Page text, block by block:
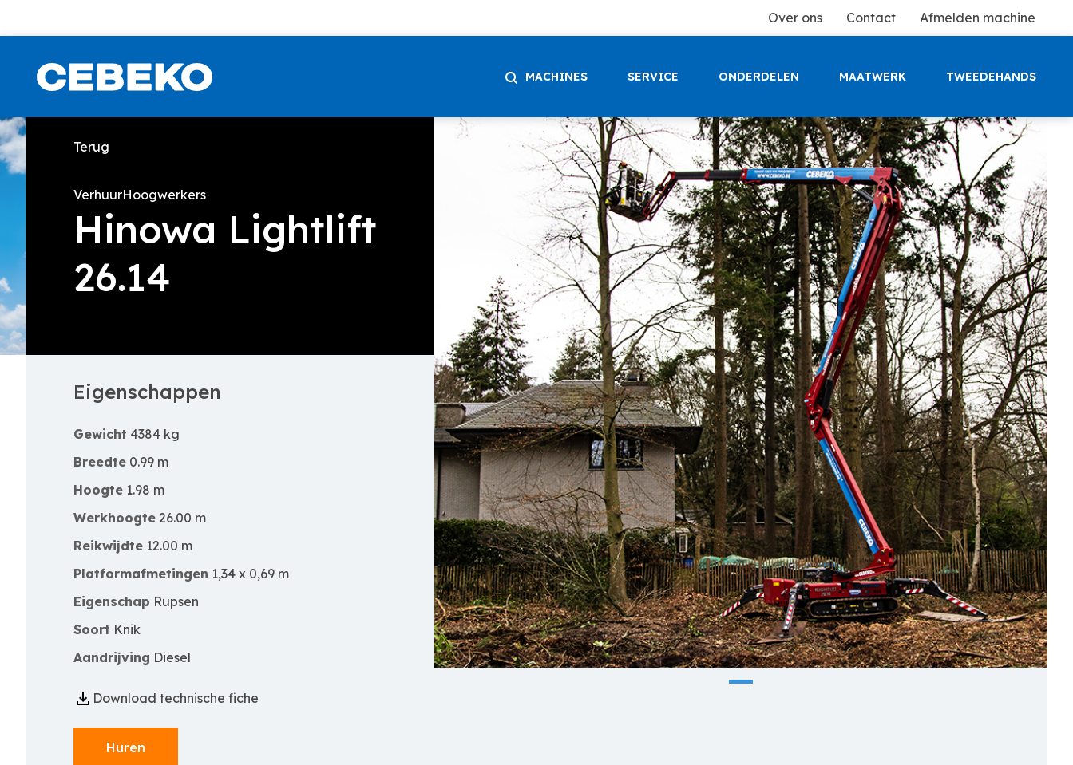
Over ons Contact Afmelden machine
MACHINES SERVICE ONDERDELEN MAATWERK TWEEDEHANDS
Terug
VerhuurHoogwerkers
Hinowa Lightlift
26.14
Eigenschappen
Gewicht 4384 kg
Breedte 0.99 m
Hoogte 1.98 m
Werkhoogte 26.00 m
Reikwijdte 12.00 m
Platformafmetingen 1,34 x 0,69 m
Eigenschap Rupsen
Soort Knik
Aandrijving Diesel
Download technische fiche
Huren